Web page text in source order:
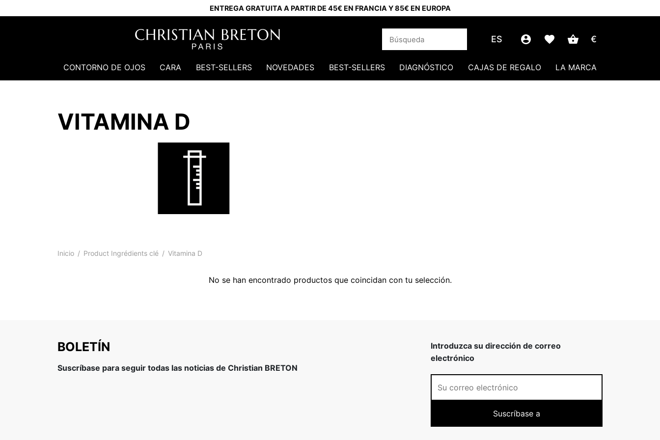
ENTREGA GRATUITA A PARTIR DE 45€ EN FRANCIA Y 85€ EN EUROPA
ES €
CONTORNO DE OJOS CARA BEST-SELLERS NOVEDADES BEST-SELLERS DIAGNÓSTICO CAJAS DE REGALO LA MARCA
VITAMINA D
Inicio / Product Ingrédients clé / Vitamina D
No se han encontrado productos que coincidan con tu selección.
BOLETÍN
Suscríbase para seguir todas las noticias de Christian BRETON
Introduzca su dirección de correo
electrónico